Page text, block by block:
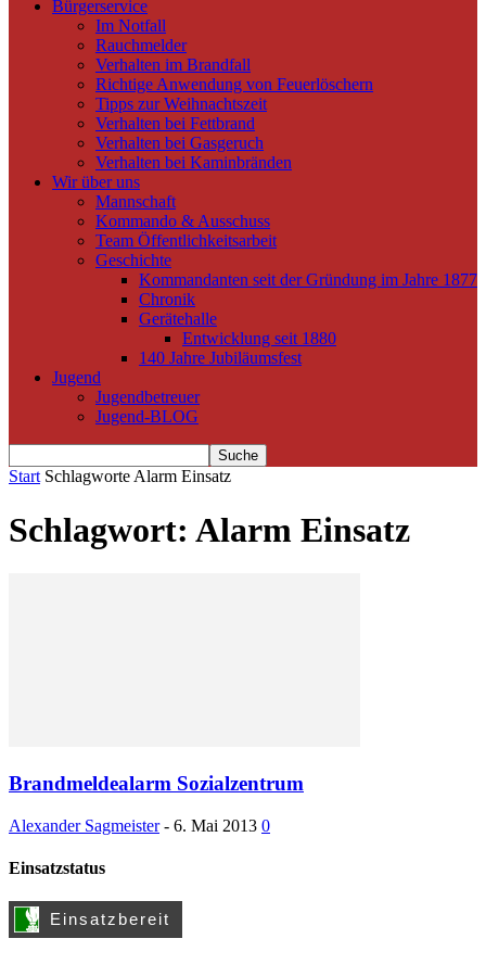
Bürgerservice
Im Notfall
Rauchmelder
Verhalten im Brandfall
Richtige Anwendung von Feuerlöschern
Tipps zur Weihnachtszeit
Verhalten bei Fettbrand
Verhalten bei Gasgeruch
Verhalten bei Kaminbränden
Wir über uns
Mannschaft
Kommando & Ausschuss
Team Öffentlichkeitsarbeit
Geschichte
Kommandanten seit der Gründung im Jahre 1877
Chronik
Gerätehalle
Entwicklung seit 1880
140 Jahre Jubiläumsfest
Jugend
Jugendbetreuer
Jugend-BLOG
Start Schlagworte Alarm Einsatz
Schlagwort: Alarm Einsatz
Brandmeldealarm Sozialzentrum
Alexander Sagmeister - 6. Mai 2013 0
Einsatzstatus